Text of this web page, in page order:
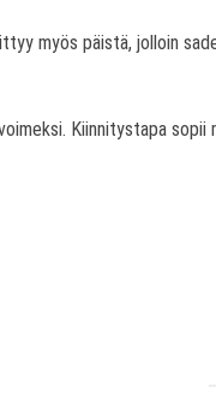
myös päistä, jolloin
Kiinnitystapa sopii